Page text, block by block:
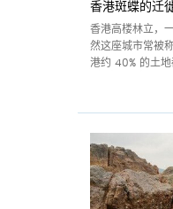
香港斑蝶的迁
香港高楼林立，
然这座城市常被
港约 40% 的土地